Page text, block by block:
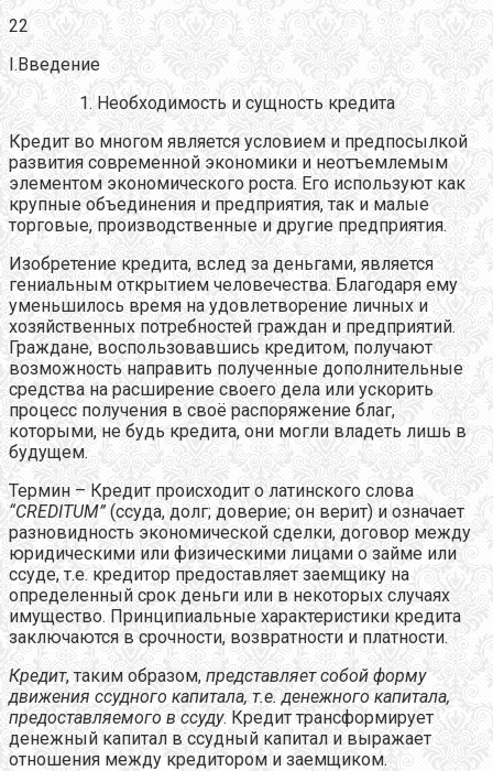
22
I.Введение
Необходимость и сущность кредита
Кредит во многом является условием и предпосылкой
развития современной экономики и неотъемлемым
элементом экономического роста. Его используют как
крупные объединения и предприятия, так и малые
торговые, производственные и другие предприятия.
Изобретение кредита, вслед за деньгами, является
гениальным открытием человечества. Благодаря ему
уменьшилось время на удовлетворение личных и
хозяйственных потребностей граждан и предприятий.
Граждане, воспользовавшись кредитом, получают
возможность направить полученные дополнительные
средства на расширение своего дела или ускорить
процесс получения в своё распоряжение благ,
которыми, не будь кредита, они могли владеть лишь в
будущем.
Термин – Кредит происходит о латинского слова
“CREDITUM”(ссуда, долг; доверие; он верит) и означает
разновидность экономической сделки, договор между
юридическими или физическими лицами о займе или
ссуде, т.е. кредитор предоставляет заемщику на
определенный срок деньги или в некоторых случаях
имущество. Принципиальные характеристики кредита
заключаются в срочности, возвратности и платности.
Кредит, таким образом, представляет собой форму
движения ссудного капитала, т.е. денежного капитала,
предоставляемого в ссуду. Кредит трансформирует
денежный капитал в ссудный капитал и выражает
отношения между кредитором и заемщиком.